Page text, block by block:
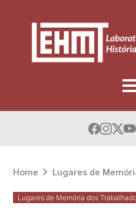
Home Lugares de
Lugares de Memória dos